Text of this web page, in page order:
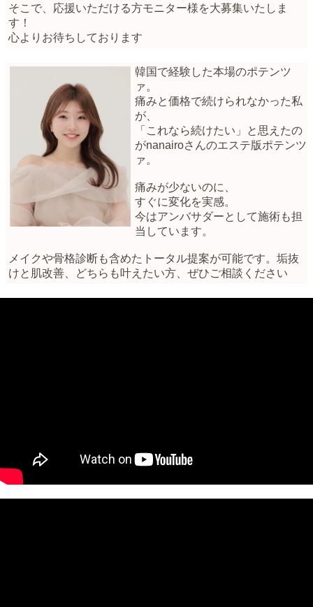
そこで、応援いただける方モニター様を大募集いたしま
す！
心よりお待ちしております
韓国で経験した本場のポテンツ
ァ。
痛みと価格で続けられなかった私
が、
「これなら続けたい」と思えたの
がnanairoさんのエステ版ポテンツ
ァ。
痛みが少ないのに、
すぐに変化を実感。
今はアンバサダーとして施術も担
当しています。
メイクや骨格診断も含めたトータル提案が可能です。垢抜
けと肌改善、どちらも叶えたい方、ぜひご相談ください